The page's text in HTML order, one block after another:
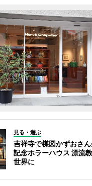
見る・遊ぶ
吉祥寺で楳図かずおさ
記念ホラーハウス 漂流
世界に